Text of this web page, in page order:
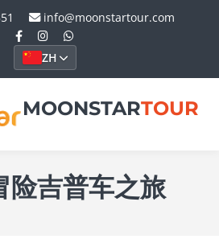
info@moonstartour.com
ZH
MOONSTARTOUR
险吉普车之旅